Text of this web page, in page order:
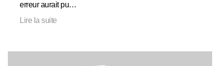
erreur aurait pu…
Lire la suite